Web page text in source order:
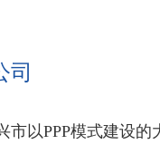
司
以PPP模式建设的